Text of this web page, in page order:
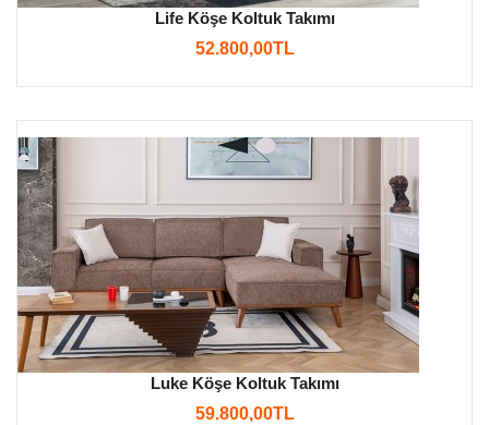
Life Köşe Koltuk Takımı
52.800,00TL
Luke Köşe Koltuk Takımı
59.800,00TL